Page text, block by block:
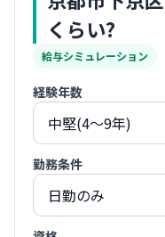
くらい?
給与シミュレーション
経験年数
勤務条件